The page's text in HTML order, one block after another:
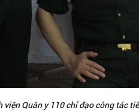
viện Quân y 110 chỉ đạo công tác